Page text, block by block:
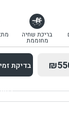
בריכת שחיה
מחוממת
בדיקת